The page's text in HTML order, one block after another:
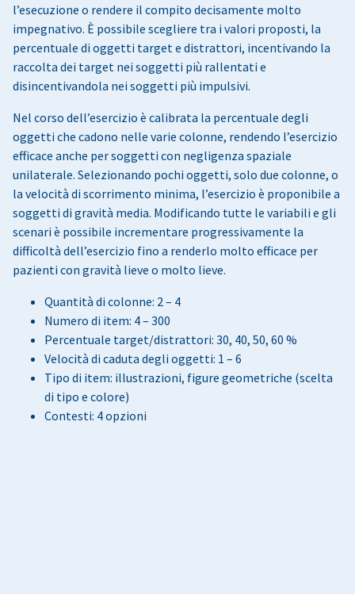
l’esecuzione o rendere il compito decisamente molto
impegnativo. È possibile scegliere tra i valori proposti, la
percentuale di oggetti target e distrattori, incentivando la
raccolta dei target nei soggetti più rallentati e
disincentivandola nei soggetti più impulsivi.
Nel corso dell’esercizio è calibrata la percentuale degli
oggetti che cadono nelle varie colonne, rendendo l’esercizio
efficace anche per soggetti con negligenza spaziale
unilaterale. Selezionando pochi oggetti, solo due colonne, o
la velocità di scorrimento minima, l’esercizio è proponibile a
soggetti di gravità media. Modificando tutte le variabili e gli
scenari è possibile incrementare progressivamente la
difficoltà dell’esercizio fino a renderlo molto efficace per
pazienti con gravità lieve o molto lieve.
Quantità di colonne: 2 – 4
Numero di item: 4 – 300
Percentuale target/distrattori: 30, 40, 50, 60 %
Velocità di caduta degli oggetti: 1 – 6
Tipo di item: illustrazioni, figure geometriche (scelta
di tipo e colore)
Contesti: 4 opzioni